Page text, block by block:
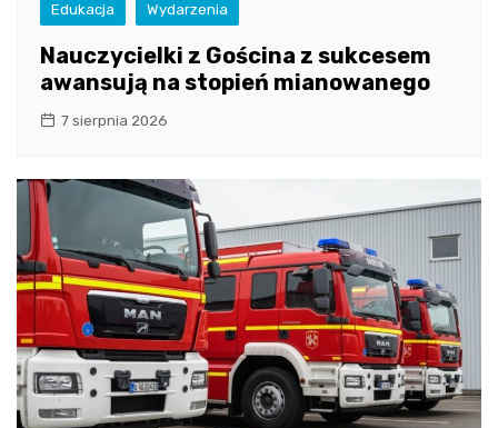
Edukacja Wydarzenia
Nauczycielki z Gościna z sukcesem
awansują na stopień mianowanego
7 sierpnia 2026